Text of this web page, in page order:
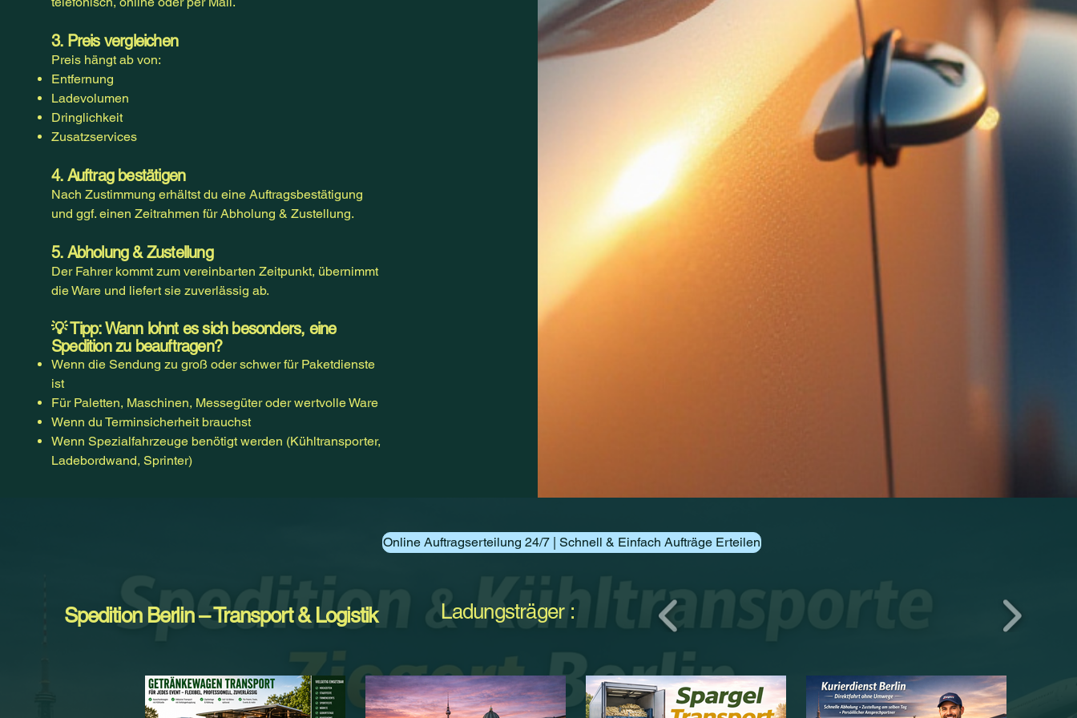
3. Preis vergleichen
Preis hängt ab von:
Entfernung
Ladevolumen
Dringlichkeit
Zusatzservices
4. Auftrag bestätigen
Nach Zustimmung erhältst du eine Auftragsbestätigung
und ggf. einen Zeitrahmen für Abholung & Zustellung.
5. Abholung & Zustellung
Der Fahrer kommt zum vereinbarten Zeitpunkt, übernimmt
die Ware und liefert sie zuverlässig ab.
💡 Tipp: Wann lohnt es sich besonders, eine
Spedition zu beauftragen?
Wenn die Sendung zu groß oder schwer für Paketdienste
ist
Für Paletten, Maschinen, Messegüter oder wertvolle Ware
Wenn du Terminsicherheit brauchst
Wenn Spezialfahrzeuge benötigt werden (Kühltransporter,
Ladebordwand, Sprinter)
Online Auftragserteilung 24/7 | Schnell & Einfach Aufträge Erteilen
Spedition Berlin – Transport & Logistik Ladungsträger :